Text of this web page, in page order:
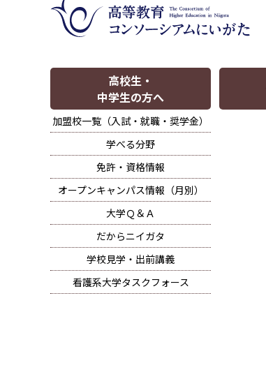
高校生・
中学生の方へ
加盟校一覧（入試・就職・奨学金）
学べる分野
免許・資格情報
オープンキャンパス情報（月別）
大学Ｑ＆Ａ
だからニイガタ
学校見学・出前講義
看護系大学タスクフォース